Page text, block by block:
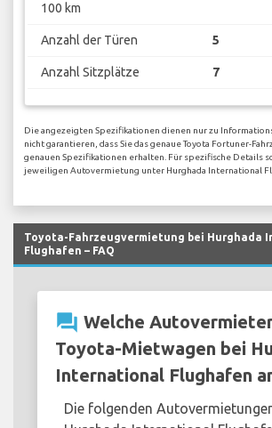
100 km
Anzahl der Türen 5
Anzahl Sitzplätze 7
Die angezeigten Spezifikationen dienen nur zu
nicht garantieren, dass Sie das genaue Toyota Fortuner-
genauen Spezifikationen erhalten. Für spezifische Details
jeweiligen Autovermietung unter Hurghada International
Toyota-Fahrzeugvermietung bei Hurghada
Flughafen – FAQ
question_answer Welche
Toyota-Mietwagen bei
International Flughafen
Die folgenden